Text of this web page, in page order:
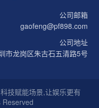
公司邮箱
gaofeng@pf898.com
公司地址
市龙岗区朱古石五清路5号
技赋能场景,让娱乐更有
Reserved